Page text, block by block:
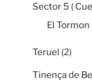
Sector 5 (
El Tormon
Teruel (2)
Tinença de